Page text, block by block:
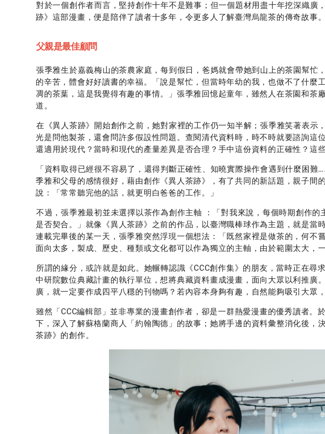
對於一個創作者而言，堅持創作十年不是難事；但一個題材用盡十年挖深織廣
跡》這部漫畫，便是陪伴了讀者十多年，令更多人了解臺灣烏龍茶的傳奇故事。
父親是最佳顧問
張季雅生於嘉義梅山的茶農家庭，每到假日，爸媽就會帶她到山上的茶園幫忙
的辛苦，體會好好讀書的幸福。「說是幫忙，但當時年幼的我，也做不了什麼
凋的茶葉，這是我覺得有趣的事情。」張季雅回憶起童年，雖然人在茶園和茶
道。
在《異人茶跡》開始創作之前，她對家裡的工作仍一知半解；張季雅笑著表示
光是問他製茶，還會問許多假設性問題。查閱清代資料時，時不時就要諮詢這
還適用於現代？當時和現代的產量差異是否合理？手中這份資料的正確性？這
「資料取得已經很不容易了，還得判斷正確性、知曉實際操作會遇到什麼困
季雅和父母的感情很好，藉由創作《異人茶跡》，有了共同的新話題，親子間
說：「常常聽完他的話，就更明白爸爸的工作。」
不過，張季雅最初並未選擇以茶作為創作主軸 ：「對我來說，每個時期創作
是否契合。」就像《異人茶跡》之前的作品，以臺灣職棒球作為主題，就是當
連載完畢後的某一天，張季雅突然浮現一個想法：「既然家裡是做茶的，何不
面向太多，製成、歷史、種類或文化都可以作為獨立的主軸，由於範圍太大，
所謂的緣分，或許就是如此。她輾轉認識《CCC創作集》的朋友，當時正在尋
中研院數位典藏計畫的執行單位，想將典藏資料畫成漫畫，面向大眾以利推廣
廣，就一定要作成四平八穩的刊物嗎？若內容本身夠有趣，自然能夠吸引大眾
雖然「CCC編輯部」並非專業的漫畫創作者，卻是一群熱愛漫畫的優秀讀者。
下，深入了解蘇格蘭商人「約翰陶德」的故事；她將手邊的資料彙整消化後，
茶跡》的創作。